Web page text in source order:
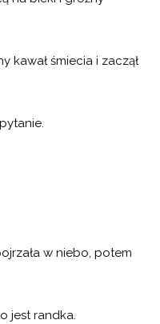
kawał śmiecia i zaczął
w niebo, potem
jest randka.